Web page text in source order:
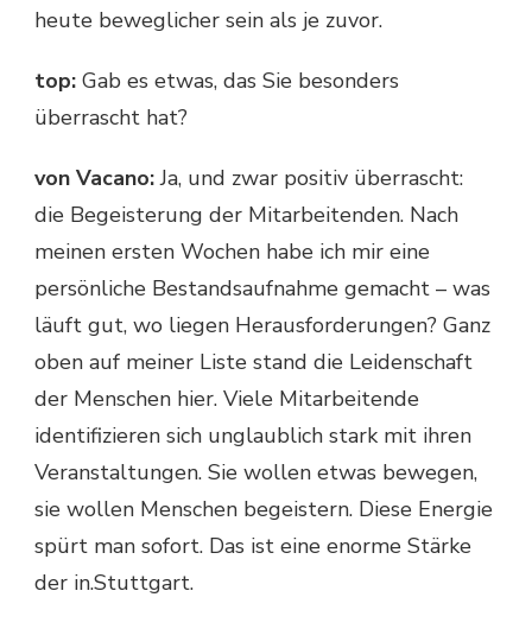
heute beweglicher sein als je zuvor.
top: Gab es etwas, das Sie besonders
überrascht hat?
von Vacano:Ja, und zwar positiv überrascht:
die Begeisterung der Mitarbeitenden. Nach
meinen ersten Wochen habe ich mir eine
persönliche Bestandsaufnahme gemacht – was
läuft gut, wo liegen Herausforderungen? Ganz
oben auf meiner Liste stand die Leidenschaft
der Menschen hier. Viele Mitarbeitende
identifizieren sich unglaublich stark mit ihren
Veranstaltungen. Sie wollen etwas bewegen,
sie wollen Menschen begeistern. Diese Energie
spürt man sofort. Das ist eine enorme Stärke
der in.Stuttgart.